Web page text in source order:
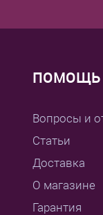
ПОМОЩЬ
Вопросы и
Статьи
Доставка
О магазине
Гарантия